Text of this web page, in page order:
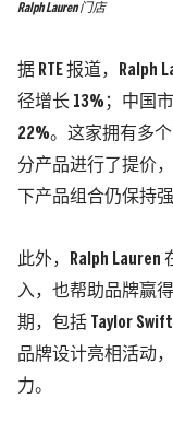
Ralph Lauren 门店
据 RTE 报道，Ralph
径增长 13%；中国
22%。 这家拥有多
分产品进行了提价
下产品组合仍保持
此外，Ralph
入，也帮助品牌赢
期，包括 Taylor
品牌设计亮相活动
力。